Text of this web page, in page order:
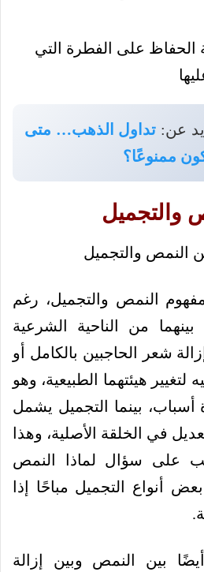
الحفاظ على الفطرة التي
عن: تداول الذهب… متى
ممنوعًا؟
والتجميل
النمص والتجميل، رغم
من الناحية الشرعية
شعر الحاجبين بالكامل أو
هيئتهما الطبيعية، وهو
أسباب، بينما التجميل يشمل
في الخلقة الأصلية، وهذا
على سؤال لماذا النمص
أنواع التجميل مباحًا إذا
بين النمص وبين إزالة